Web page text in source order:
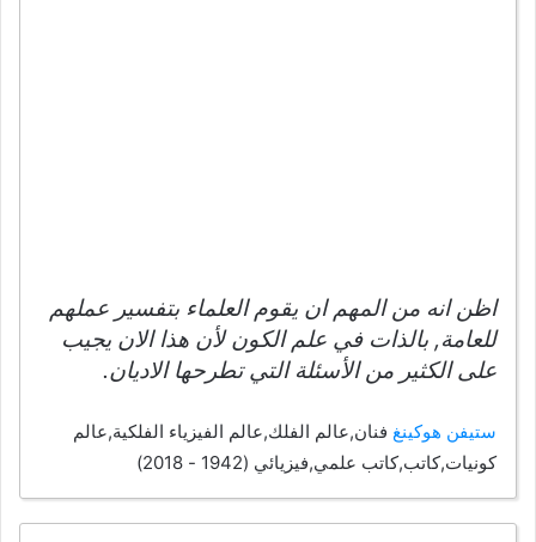
اظن انه من المهم ان يقوم العلماء بتفسير عملهم
للعامة, بالذات في علم الكون لأن هذا الان يجيب
على الكثير من الأسئلة التي تطرحها الاديان.
ستيفن هوكينغ فنان,عالم الفلك,عالم الفيزياء الفلكية,عالم
كونيات,كاتب,كاتب علمي,فيزيائي (1942 - 2018)